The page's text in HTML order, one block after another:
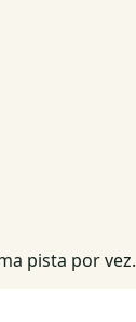
pista por vez.